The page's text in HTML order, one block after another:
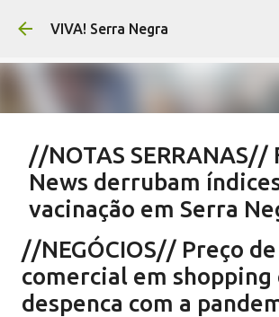
Pular para o conteúdo
VIVA! Serra Negra
//NOTAS SERRANAS//
News derrubam
vacinação em Serra
agosto 07, 2026
SAÚDE SERRA NEGRA
//NEGÓCIOS// Preço
comercial em shopping
despenca com a